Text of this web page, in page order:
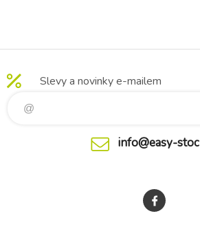
Slevy a novinky e-mailem
info@easy-